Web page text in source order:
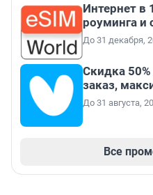
Интернет в
роуминга и
До 31 декабря,
Скидка
заказ,
До 31 августа,
Все